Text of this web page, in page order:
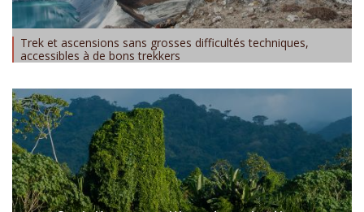
Trek et ascensions sans grosses difficultés techniques,
accessibles à de bons trekkers